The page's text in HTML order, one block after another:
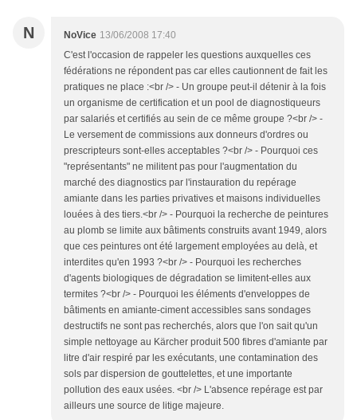
N NoVice 13/06/2008 17:40
C'est l'occasion de rappeler les questions auxquelles ces
fédérations ne répondent pas car elles cautionnent de fait les
pratiques ne place :<br /> - Un groupe peut-il détenir à la fois
un organisme de certification et un pool de diagnostiqueurs
par salariés et certifiés au sein de ce même groupe ?<br /> -
Le versement de commissions aux donneurs d'ordres ou
prescripteurs sont-elles acceptables ?<br /> - Pourquoi ces
"représentants" ne militent pas pour l'augmentation du
marché des diagnostics par l'instauration du repérage
amiante dans les parties privatives et maisons individuelles
louées à des tiers.<br /> - Pourquoi la recherche de peintures
au plomb se limite aux bâtiments construits avant 1949, alors
que ces peintures ont été largement employées au delà, et
interdites qu'en 1993 ?<br /> - Pourquoi les recherches
d'agents biologiques de dégradation se limitent-elles aux
termites ?<br /> - Pourquoi les éléments d'enveloppes de
bâtiments en amiante-ciment accessibles sans sondages
destructifs ne sont pas recherchés, alors que l'on sait qu'un
simple nettoyage au Kärcher produit 500 fibres d'amiante par
litre d'air respiré par les exécutants, une contamination des
sols par dispersion de gouttelettes, et une importante
pollution des eaux usées. <br /> L'absence repérage est par
ailleurs une source de litige majeure.